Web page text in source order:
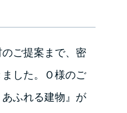
ご提案まで、密
した。Ｏ様のご
ふれる建物』が